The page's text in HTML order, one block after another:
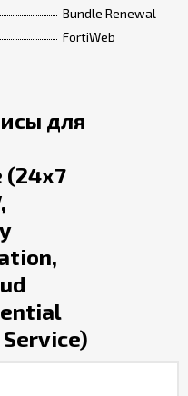
Bundle Renewal
FortiWeb
для
(24x7